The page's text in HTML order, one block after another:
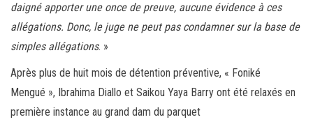
daigné apporter une once de preuve, aucune évidence à ces
allégations. Donc, le juge ne peut pas condamner sur la base de
simples allégations. »
Après plus de huit mois de détention préventive, « Foniké
Mengué », Ibrahima Diallo et Saikou Yaya Barry ont été relaxés en
première instance au grand dam du parquet